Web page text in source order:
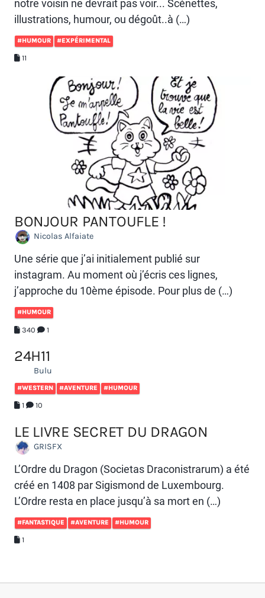
notre voisin ne devrait pas voir... Scénettes,
illustrations, humour, ou dégoût..à (…)
#HUMOUR #EXPÉRIMENTAL
11
BONJOUR PANTOUFLE !
Nicolas Alfaiate
Une série que j’ai initialement publié sur
instagram. Au moment où j’écris ces lignes,
j’approche du 10ème épisode. Pour plus de (…)
#HUMOUR
340 1
24H11
Bulu
#WESTERN #AVENTURE #HUMOUR
1 10
LE LIVRE SECRET DU DRAGON
GRISFX
L’Ordre du Dragon (Societas Draconistrarum) a été
créé en 1408 par Sigismond de Luxembourg.
L’Ordre resta en place jusqu’à sa mort en (…)
#FANTASTIQUE #AVENTURE #HUMOUR
1